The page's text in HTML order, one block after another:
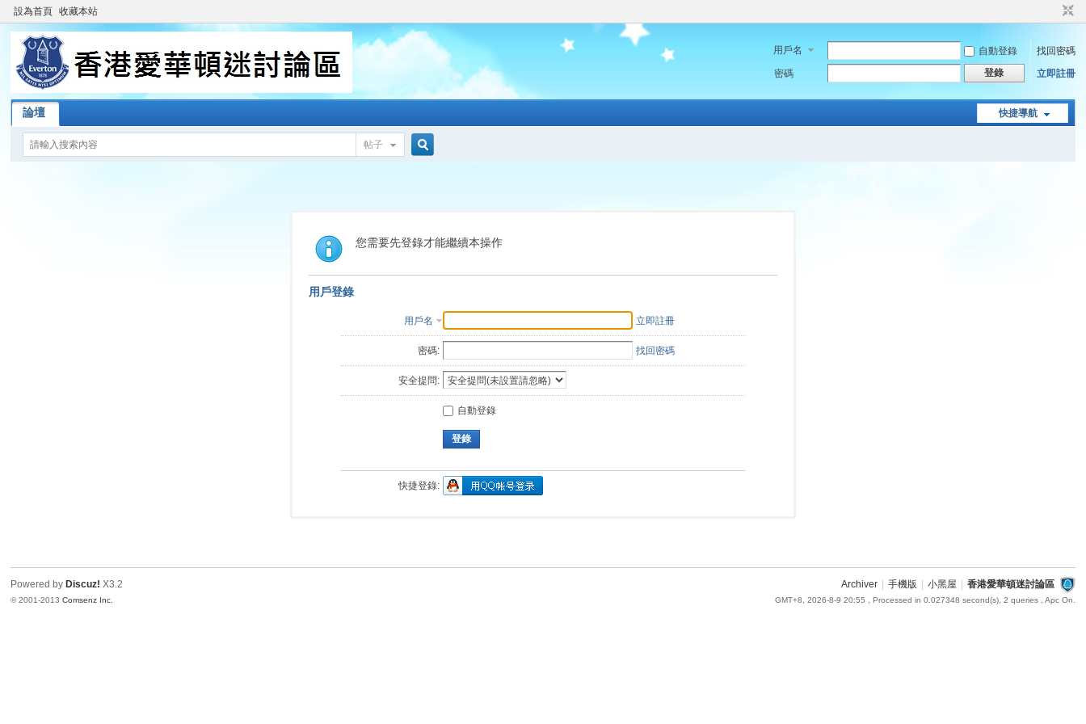
設為首頁 收藏本站
用戶名 自動登錄
找回密碼
密碼
登錄 立即註冊
快捷導航
論壇
帖子
索
您需要先登錄才能繼續本操作
用戶登錄
用戶名 立即註冊
密碼: 找回密碼
安全提問:
自動登錄
登錄
快捷登錄:
Archiver 手機版 小黑屋 香港愛華頓迷討論區
GMT+8, 2026-8-9 20:55 , Processed in 0.027348 second(s), 2 queries , Apc On.
Powered by Discuz! X3.2
© 2001-2013Comsenz Inc.